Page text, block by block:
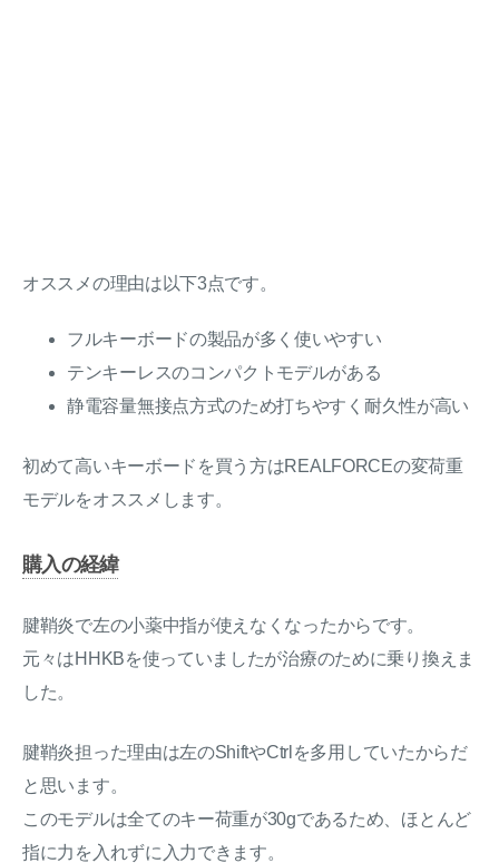
オススメの理由は以下3点です。
フルキーボードの製品が多く使いやすい
テンキーレスのコンパクトモデルがある
静電容量無接点方式のため打ちやすく耐久性が高い
初めて高いキーボードを買う方はREALFORCEの変荷重
モデルをオススメします。
購入の経緯
腱鞘炎で左の小薬中指が使えなくなったからです。
元々はHHKBを使っていましたが治療のために乗り換えま
した。
腱鞘炎担った理由は左のShiftやCtrlを多用していたからだ
と思います。
このモデルは全てのキー荷重が30gであるため、ほとんど
指に力を入れずに入力できます。